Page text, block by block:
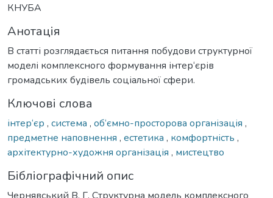
КНУБА
Анотація
В статті розглядається питання побудови структурної
моделі комплексного формування інтер‘єрів
громадських будівель соціальної сфери.
Ключові слова
інтер‘єр , система , об‘ємно-просторова організація ,
предметне наповнення , естетика , комфортність ,
архітектурно-художня організація , мистецтво
Бібліографічний опис